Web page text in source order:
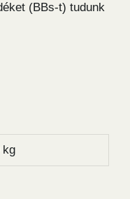
(BBs-t) tudunk
kg